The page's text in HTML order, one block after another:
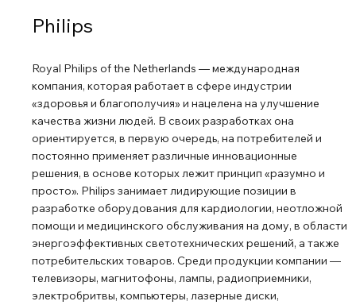
Philips
Royal Philips of the Netherlands ― международная
компания, которая работает в сфере индустрии
«здоровья и благополучия» и нацелена на улучшение
качества жизни людей. В своих разработках она
ориентируется, в первую очередь, на потребителей и
постоянно применяет различные инновационные
решения, в основе которых лежит принцип «разумно и
просто». Philips занимает лидирующие позиции в
разработке оборудования для кардиологии, неотложной
помощи и медицинского обслуживания на дому, в области
энергоэффективных светотехнических решений, а также
потребительских товаров. Среди продукции компании ―
телевизоры, магнитофоны, лампы, радиоприемники,
электробритвы, компьютеры, лазерные диски,